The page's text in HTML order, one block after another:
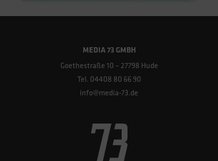
MEDIA 73 GMBH
Goethestraße 10 – 27798 Hude
Tel. 04408 80 66 90
info@media-73.de